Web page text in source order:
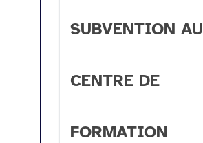
SUBVENTION AU
CENTRE DE
FORMATION